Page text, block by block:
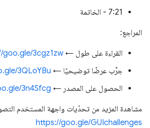
7:21 - الخاتمة
المراجع:
القراءة على طول ←goo.gle/3cgz1zw
جرِّب عرضًا توضيحيًا ← 3QLoYBu
الحصول على المصدر ← 3n4Sfcg
مشاهدة المزيد من تحدّيات واجهة المستخدم
https://goo.gle/GUIchallenges